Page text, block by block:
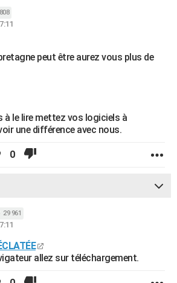
peut être aurez vous plus de
à le lire mettez vos logiciels à
une différence avec nous.
0
29 961
allez sur téléchargement.